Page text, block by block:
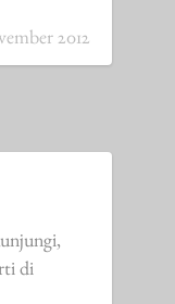
2012
di